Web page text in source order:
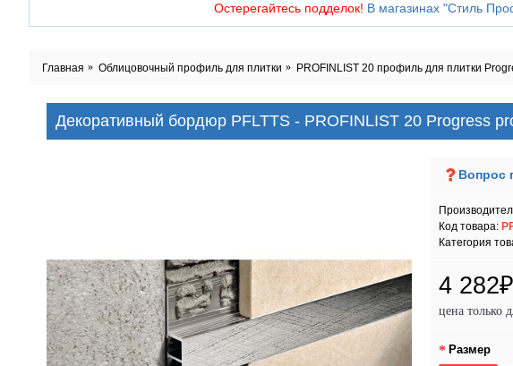
Остерегайтесь подделок! В магазинах "Стиль
Главная Облицовочный профиль для плитки PROFINLIST 20 профиль для плитки
Декоративный бордюр PFLTTS - PROFINLIST 20
Вопрос
Код товара:
Категория
4 282₽
цена только
Размер